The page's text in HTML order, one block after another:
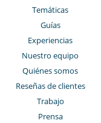
Temáticas
Guías
Experiencias
Nuestro equipo
Quiénes somos
Reseñas de clientes
Trabajo
Prensa